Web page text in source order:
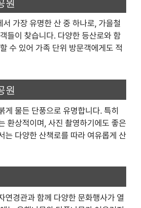
가장 유명한 산 중 하나로, 가을철
들이 찾습니다. 다양한 등산로와 함
수 있어 가족 단위 방문객에게도 적
원
게 물든 단풍으로 유명합니다. 특히
환상적이며, 사진 촬영하기에도 좋은
는 다양한 산책로를 따라 여유롭게 산
연경관과 함께 다양한 문화행사가 열